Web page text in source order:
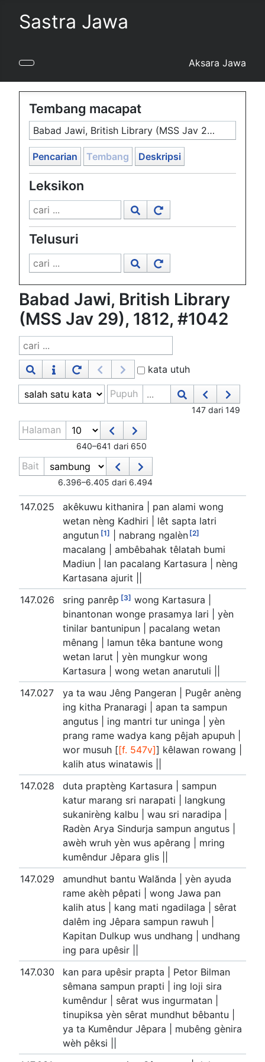
Sastra Jawa
Aksara Jawa
Tembang macapat
Babad Jawi, British Library (MSS Jav 29), 1812, #1042
Pencarian Tembang Deskripsi
Leksikon
Telusuri
Babad Jawi, British Library
(MSS Jav 29), 1812, #1042
kata utuh
Pupuh
147 dari 149
Halaman
640–641 dari 650
Bait
6.396–6.405 dari 6.494
147.025
akêkuwu kithanira | pan alami wong
wetan nèng Kadhiri | lêt sapta latri
angutun [1] | nabrang ngalèn [2]
macalang | ambêbahak têlatah bumi
Madiun | lan pacalang Kartasura | nèng
Kartasana ajurit ||
147.026
sring panrêp [3] wong Kartasura |
binantonan wonge prasamya lari | yèn
tinilar bantunipun | pacalang wetan
mênang | lamun têka bantune wong
wetan larut | yèn mungkur wong
Kartasura | wong wetan anarutuli ||
147.027
ya ta wau Jêng Pangeran | Pugêr anèng
ing kitha Pranaragi | apan ta sampun
angutus | ing mantri tur uninga | yèn
prang rame wadya kang pêjah apupuh |
wor musuh [[f. 547v]] kêlawan rowang |
kalih atus winatawis ||
147.028
duta praptèng Kartasura | sampun
katur marang sri narapati | langkung
sukanirèng kalbu | wau sri naradipa |
Radèn Arya Sindurja sampun angutus |
awèh wruh yèn wus apêrang | mring
kumêndur Jêpara glis ||
147.029
amundhut bantu Walănda | yèn ayuda
rame akèh pêpati | wong Jawa pan
kalih atus | kang mati ngadilaga | sêrat
dalêm ing Jêpara sampun rawuh |
Kapitan Dulkup wus undhang | undhang
ing para upêsir ||
147.030
kan para upêsir prapta | Petor Bilman
sêmana sampun prapti | ing loji sira
kumêndur | sêrat wus ingurmatan |
tinupiksa yèn sêrat mundhut bêbantu |
ya ta Kumêndur Jêpara | mubêng gènira
wèh pêksi ||